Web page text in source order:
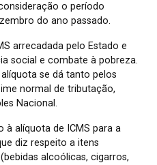
o período
do ano passado.
arrecadada pelo Estado e
social e combate à pobreza.
se dá tanto pelos
normal de tributação,
Nacional.
à alíquota de ICMS para a
diz respeito a itens
alcoólicas, cigarros,